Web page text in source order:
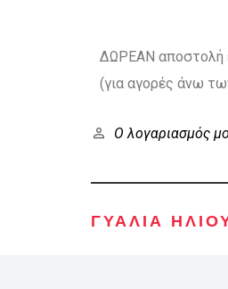
ΔΩΡΕΑΝ αποστολή
(για αγορές άνω
Ο λογαριασμός
ΓΥΑΛΙΑ